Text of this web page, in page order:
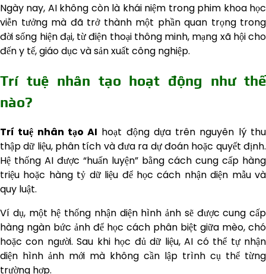
Ngày nay, AI không còn là khái niệm trong phim khoa học
viễn tưởng mà đã trở thành một phần quan trọng trong
đời sống hiện đại, từ điện thoại thông minh, mạng xã hội cho
đến y tế, giáo dục và sản xuất công nghiệp.
Trí tuệ nhân tạo hoạt động như thế
nào?
Trí tuệ nhân tạo AI hoạt động dựa trên nguyên lý thu
thập dữ liệu, phân tích và đưa ra dự đoán hoặc quyết định.
Hệ thống AI được “huấn luyện” bằng cách cung cấp hàng
triệu hoặc hàng tỷ dữ liệu để học cách nhận diện mẫu và
quy luật.
Ví dụ, một hệ thống nhận diện hình ảnh sẽ được cung cấp
hàng ngàn bức ảnh để học cách phân biệt giữa mèo, chó
hoặc con người. Sau khi học đủ dữ liệu, AI có thể tự nhận
diện hình ảnh mới mà không cần lập trình cụ thể từng
trường hợp.